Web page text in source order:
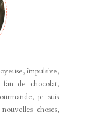
impulsive,
fan de chocolat,
je suis
choses,